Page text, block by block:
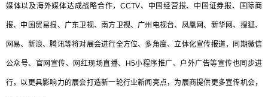
媒体以及海外媒体达成战略合作，CCTV、中国经营报、中国证券报、国际商
报、中国贸易报、广东卫视、南方卫视、广州电视台、凤凰网、新华网、搜狐、
网易、新浪、腾讯等将对展会进行全方位、多角度、立体化宣传报道，同期微信
公众号、官网宣传、网红现场直播、H5小程序推广、户外广告等宣传也同步进
行，以更具影响力的展会打造新一轮行业新闻亮点，为展商提供更多宣传机会，